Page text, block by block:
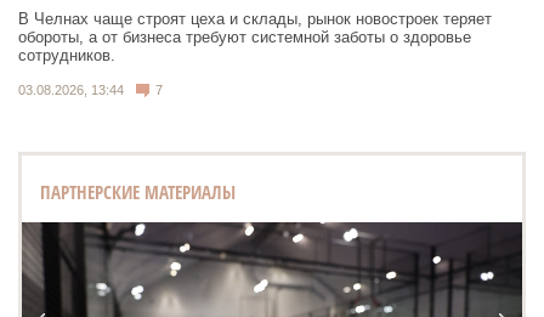
В Челнах чаще строят цеха и склады, рынок новостроек теряет
обороты, а от бизнеса требуют системной заботы о здоровье
сотрудников.
03.08.2026, 13:44 7
ПАРТНЕРСКИЕ МАТЕРИАЛЫ